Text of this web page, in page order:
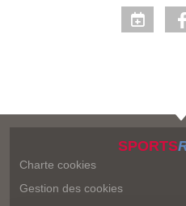
SPORTS
Charte cookies
Gestion des cookies